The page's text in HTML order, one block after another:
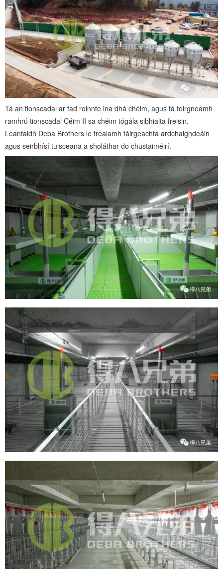
Tá an tionscadal ar fad roinnte ina dhá chéim, agus tá foirgneamh
ramhrú tionscadal Céim II sa chéim tógála sibhialta freisin.
Leanfaidh Deba Brothers le trealamh táirgeachta ardchaighdeáin
agus seirbhísí tuisceana a sholáthar do chustaiméirí.